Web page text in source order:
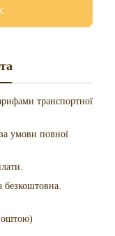
транспортної
умови повної
безкоштовна.